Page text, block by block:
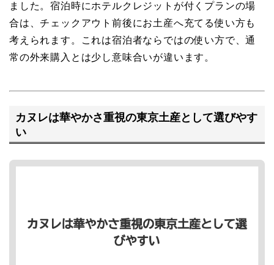
ました。宿泊時にホテルクレジットが付くプランの場
合は、チェックアウト前後にお土産へ充てる使い方も
考えられます。これは宿泊者ならではの使い方で、通
常の外来購入とは少し意味合いが違います。
カヌレは華やかさ重視の東京土産として選びやす
い